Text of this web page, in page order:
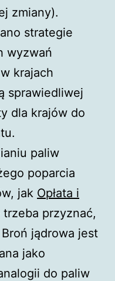
zmiany).
strategie
wyzwań
krajach
sprawiedliwej
dla krajów do
paliw
poparcia
jak Opłata i
trzeba przyznać,
jądrowa jest
jako
do paliw